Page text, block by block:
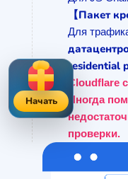
【Пакет
Для
residential
Cloudflare
Иногда
проверки.
Начать